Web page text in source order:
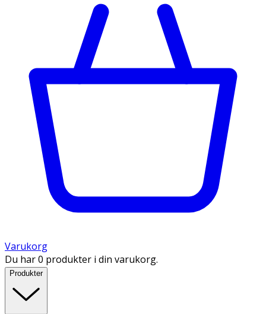
Varukorg
Du har 0 produkter i din varukorg.
Produkter